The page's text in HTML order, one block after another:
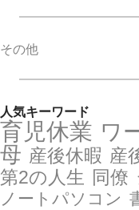
その他
人気キーワード
育児休業 ワ
母 産後休暇 産
第2の人生 同僚
ノートパソコン